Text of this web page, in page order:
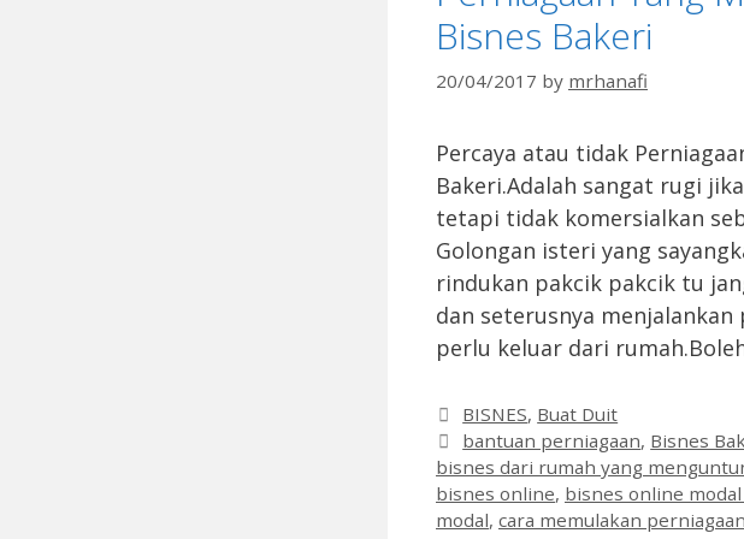
Bisnes Bakeri
20/04/2017 by mrhanafi
Percaya atau tidak
Bakeri.Adalah sangat rugi
tetapi tidak komersialkan
Golongan isteri yang
rindukan pakcik pakcik tu
dan seterusnya
perlu keluar dari
Categories
BISNES, Buat Duit
Tags
bantuan perniagaan, Bisnes
bisnes dari rumah yang
bisnes online, bisnes online
modal, cara memulakan